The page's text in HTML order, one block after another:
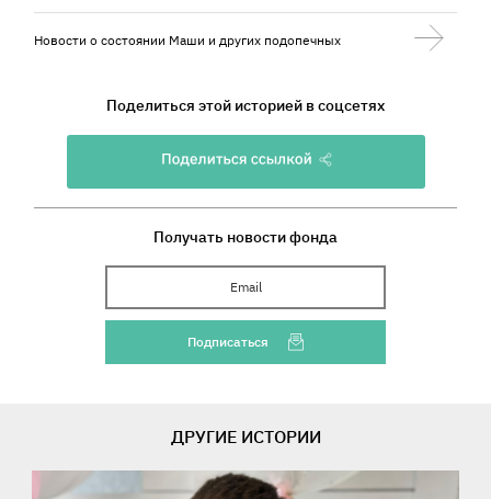
Новости о состоянии Маши и других подопечных
Поделиться этой историей в соцсетях
Получать новости фонда
Ваш Email
Подписаться
ДРУГИЕ ИСТОРИИ